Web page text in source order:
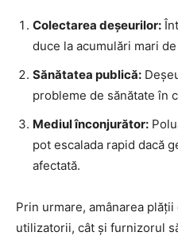
Colectarea deșeurilor:
duce la acumulări mari
Sănătatea publică:
probleme de sănătate în
Mediul înconjurător:
pot escalada rapid dacă
afectată.
Prin urmare, amânarea
utilizatorii, cât și furnizorul